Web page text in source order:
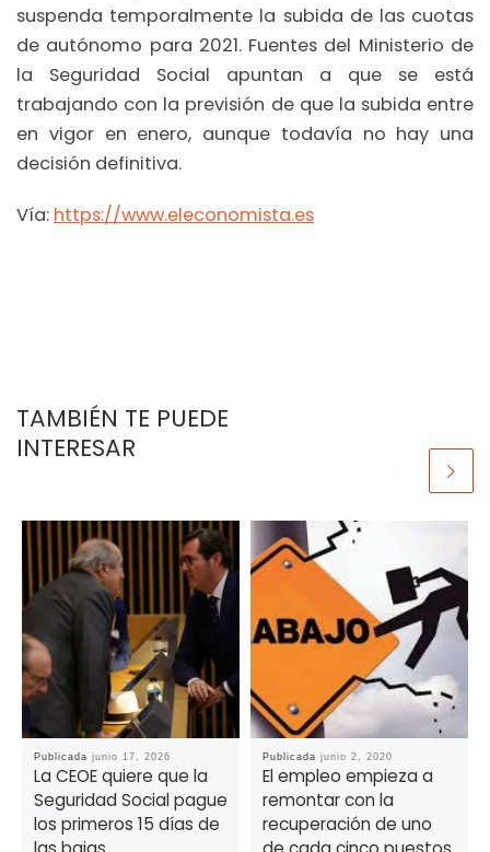
suspenda temporalmente la subida de las cuotas
de autónomo para 2021. Fuentes del Ministerio de
la Seguridad Social apuntan a que se está
trabajando con la previsión de que la subida entre
en vigor en enero, aunque todavía no hay una
decisión definitiva.
Vía: https://www.eleconomista.es
TAMBIÉN TE PUEDE
INTERESAR
Publicada junio 17, 2026
La CEOE quiere que la
Seguridad Social pague
los primeros 15 días de
Publicada junio 2, 2020
El empleo empieza a
remontar con la
recuperación de uno